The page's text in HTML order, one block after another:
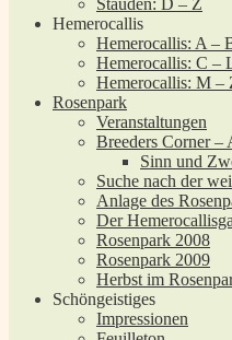
Stauden: D – Z
Hemerocallis
Hemerocallis: A –
Hemerocallis: C –
Hemerocallis: M –
Rosenpark
Veranstaltungen
Breeders Corner –
Sinn und
Suche nach der
Anlage des
Der
Rosenpark 2008
Rosenpark 2009
Herbst im
Schöngeistiges
Impressionen